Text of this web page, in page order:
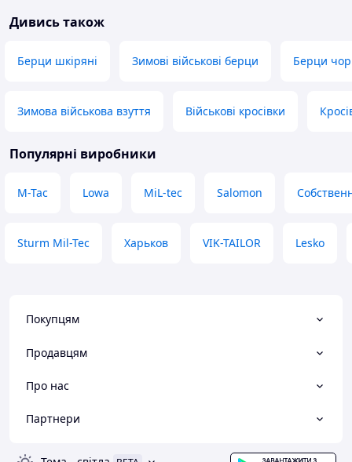
чоловіку в подарунок. Він дуже
в подарунок поклали шнурки 🤩
Також хочу відмітити роботу
ввічливий. Безмежно дякую та
Переваги
продавець
(служили довго
Сподіваюся, що
оперативну
Недоліки
Дивись також
Берци шкіряні Зимові військові берци Берци
Зимова військова взуття Військові кросівки
Популярні виробники
M-Tac Lowa MiL-tec Salomon
Sturm Mil-Tec Харьков VIK-TAILOR Lesko
Покупцям
Продавцям
Про нас
Партнери